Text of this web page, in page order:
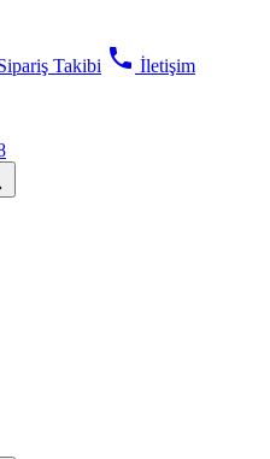
Takibi phone İletişim